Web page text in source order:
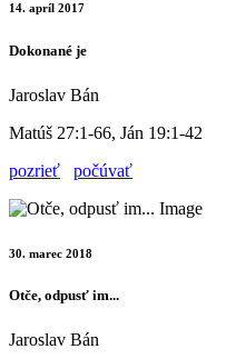
14. apríl 2017
Dokonané je
Jaroslav Bán
Matúš 27:1-66, Ján 19:1-42
pozrieť
počúvať
30. marec 2018
Otče, odpusť im...
Jaroslav Bán